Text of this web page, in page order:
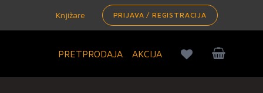
Knjižare PRIJAVA / REGISTRACIJA
PRETPRODAJA AKCIJA